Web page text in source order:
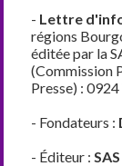
- Lettre
régions
éditée par la
(Commission
Presse) :
- Fondateurs :
- Éditeur :